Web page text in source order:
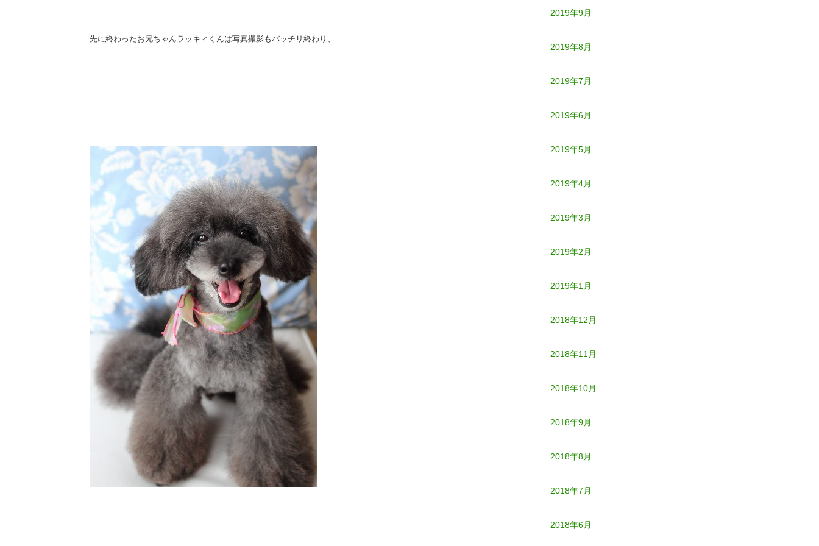
先に終わったお兄ちゃんラッキィくんは写真撮影もバッチリ終わり、
2019年9月
2019年8月
2019年7月
2019年6月
2019年5月
2019年4月
2019年3月
2019年2月
2019年1月
2018年12月
2018年11月
2018年10月
2018年9月
2018年8月
2018年7月
2018年6月